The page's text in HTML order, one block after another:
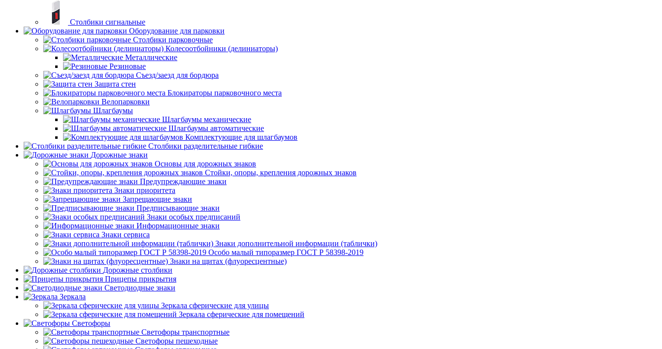
Столбики сигнальные
Оборудование для парковки
Столбики парковочные
Колесоотбойники (делиниаторы)
Металлические
Резиновые
Съезд/заезд для бордюра
Защита стен
Блокираторы парковочного места
Велопарковки
Шлагбаумы
Шлагбаумы механические
Шлагбаумы автоматические
Комплектующие для шлагбаумов
Столбики разделительные гибкие
Дорожные знаки
Основы для дорожных знаков
Стойки, опоры, крепления дорожных знаков
Предупреждающие знаки
Знаки приоритета
Запрещающие знаки
Предписывающие знаки
Знаки особых предписаний
Информационные знаки
Знаки сервиса
Знаки дополнительной информации (таблички)
Особо малый типоразмер ГОСТ Р 58398-2019
Знаки на щитах (флуоресцентные)
Дорожные столбики
Прицепы прикрытия
Светодиодные знаки
Зеркала
Зеркала сферические для улицы
Зеркала сферические для помещений
Светофоры
Светофоры транспортные
Светофоры пешеходные